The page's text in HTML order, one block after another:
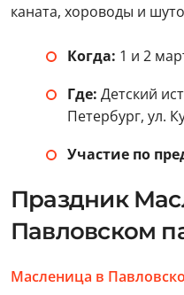
каната, хороводы и
Когда: 1 и 2
Где: Детский
Петербург, ул.
Участие по
Праздник
Павловском
Масленица в